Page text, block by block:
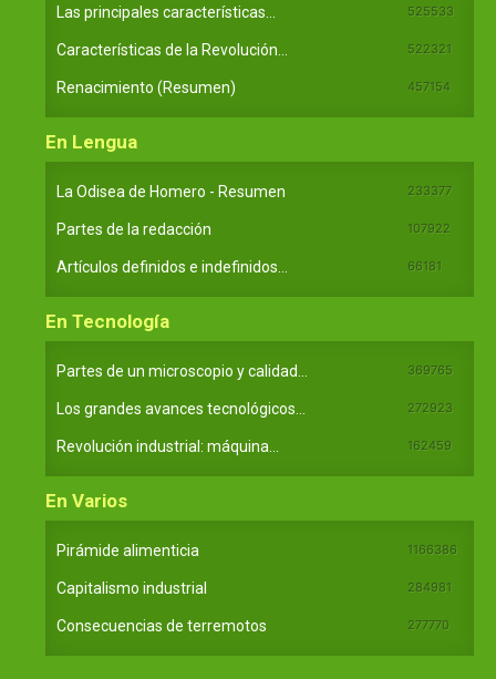
Las principales características... 525533
Características de la Revolución... 522321
Renacimiento (Resumen) 457154
En Lengua
La Odisea de Homero - Resumen 233377
Partes de la redacción 107922
Artículos definidos e indefinidos... 66181
En Tecnología
Partes de un microscopio y calidad... 369765
Los grandes avances tecnológicos... 272923
Revolución industrial: máquina... 162459
En Varios
Pirámide alimenticia 1166386
Capitalismo industrial 284981
Consecuencias de terremotos 277770